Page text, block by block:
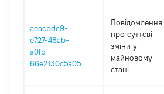
aeacbdc9-
e727-48ab-
a0f5-
66e2130c5a05
Повідомлення
про суттєві
зміни y
майновому
стані